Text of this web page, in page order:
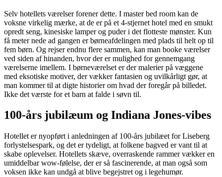
Selv hotellets værelser forener dette. I master bed room kan de
voksne virkelig mærke, at de er på et 4-stjernet hotel med en smukt
opredt seng, kinesiske lamper og puder i det flotteste mønster. Kun
få meter nede ad gangen er børneafdelingen med plads til helt op til
fem børn. Og rejser endnu flere sammen, kan man booke værelser
ved siden af hinanden, hvor der er mulighed for gennemgang
værelserne imellem. I børneværelset er der malerier på væggene
med eksotiske motiver, der vækker fantasien og uvilkårligt gør, at
man kommer til at digte historier om hvad der foregår på billedet.
Ikke det værste for et barn at falde i søvn til.
100-års jubilæum og Indiana Jones-vibes
Hotellet er nyopført i anledningen af 100-års jubilæet for Liseberg
forlystelsespark, og det er tydeligt, at folkene bagved er vant til at
skabe oplevelser. Hotellets skæve, overraskende rammer vækker en
umiddelbar wow-følelse, der er så fascinerende, at man også som
voksen ikke kan undgå at blive begejstret og i legehumør.